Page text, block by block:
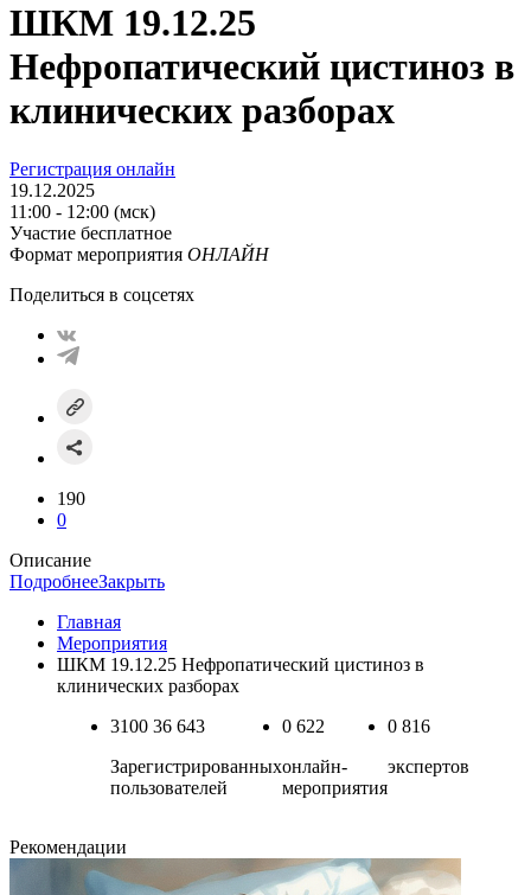
ШКМ 19.12.25
Нефропатический цистиноз в
клинических разборах
Регистрация онлайн
19.12.2025
11:00 - 12:00 (мск)
Участие бесплатное
Формат мероприятия ОНЛАЙН
Поделиться в соцсетях
190
0
Описание
ПодробнееЗакрыть
Главная
Мероприятия
ШКМ 19.12.25 Нефропатический цистиноз в
клинических разборах
3100 36 643
Зарегистрированных
пользователей
0 622
онлайн-
мероприятия
0 816
экспертов
Рекомендации